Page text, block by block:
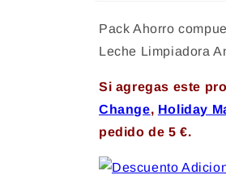
multimedia
en
ventana
modal
Pack Ahorro
Leche Limpiadora
Si agregas este
Change, Holiday
pedido de 5 €.